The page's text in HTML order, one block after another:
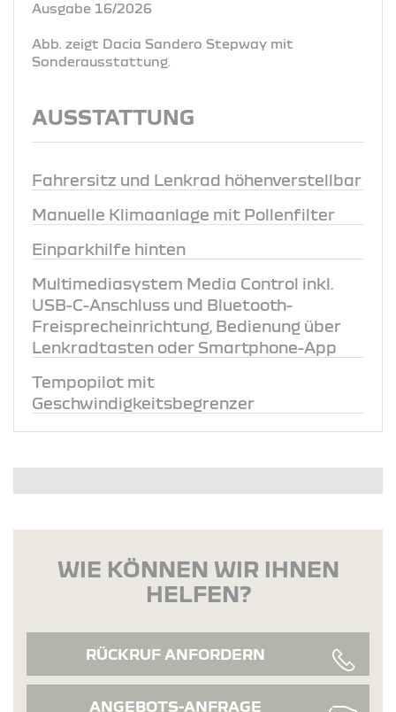
Ausgabe 16/2026
Abb. zeigt Dacia Sandero Stepway mit
Sonderausstattung.
AUSSTATTUNG
Fahrersitz und Lenkrad höhenverstellbar
Manuelle Klimaanlage mit Pollenfilter
Einparkhilfe hinten
Multimediasystem Media Control inkl.
USB-C-Anschluss und Bluetooth-
Freisprecheinrichtung, Bedienung über
Lenkradtasten oder Smartphone-App
Tempopilot mit
Geschwindigkeitsbegrenzer
WIE KÖNNEN WIR IHNEN
HELFEN?
RÜCKRUF ANFORDERN
ANGEBOTS-ANFRAGE